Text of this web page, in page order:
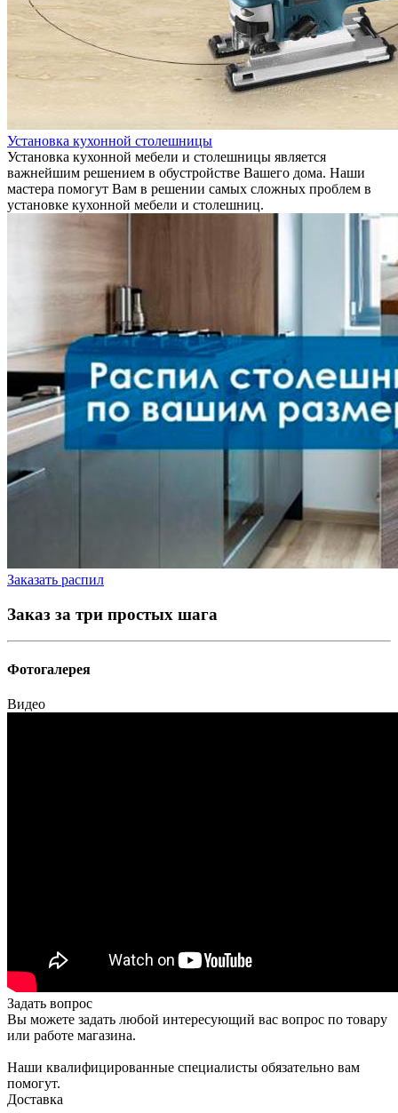
Установка кухонной столешницы
Установка кухонной мебели и столешницы является
важнейшим решением в обустройстве Вашего дома. Наши
мастера помогут Вам в решении самых сложных проблем в
установке кухонной мебели и столешниц.
Заказать распил
Заказ за три простых шага
Фотогалерея
Видео
Задать вопрос
Вы можете задать любой интересующий вас вопрос по товару
или работе магазина.
Наши квалифицированные специалисты обязательно вам
помогут.
Доставка